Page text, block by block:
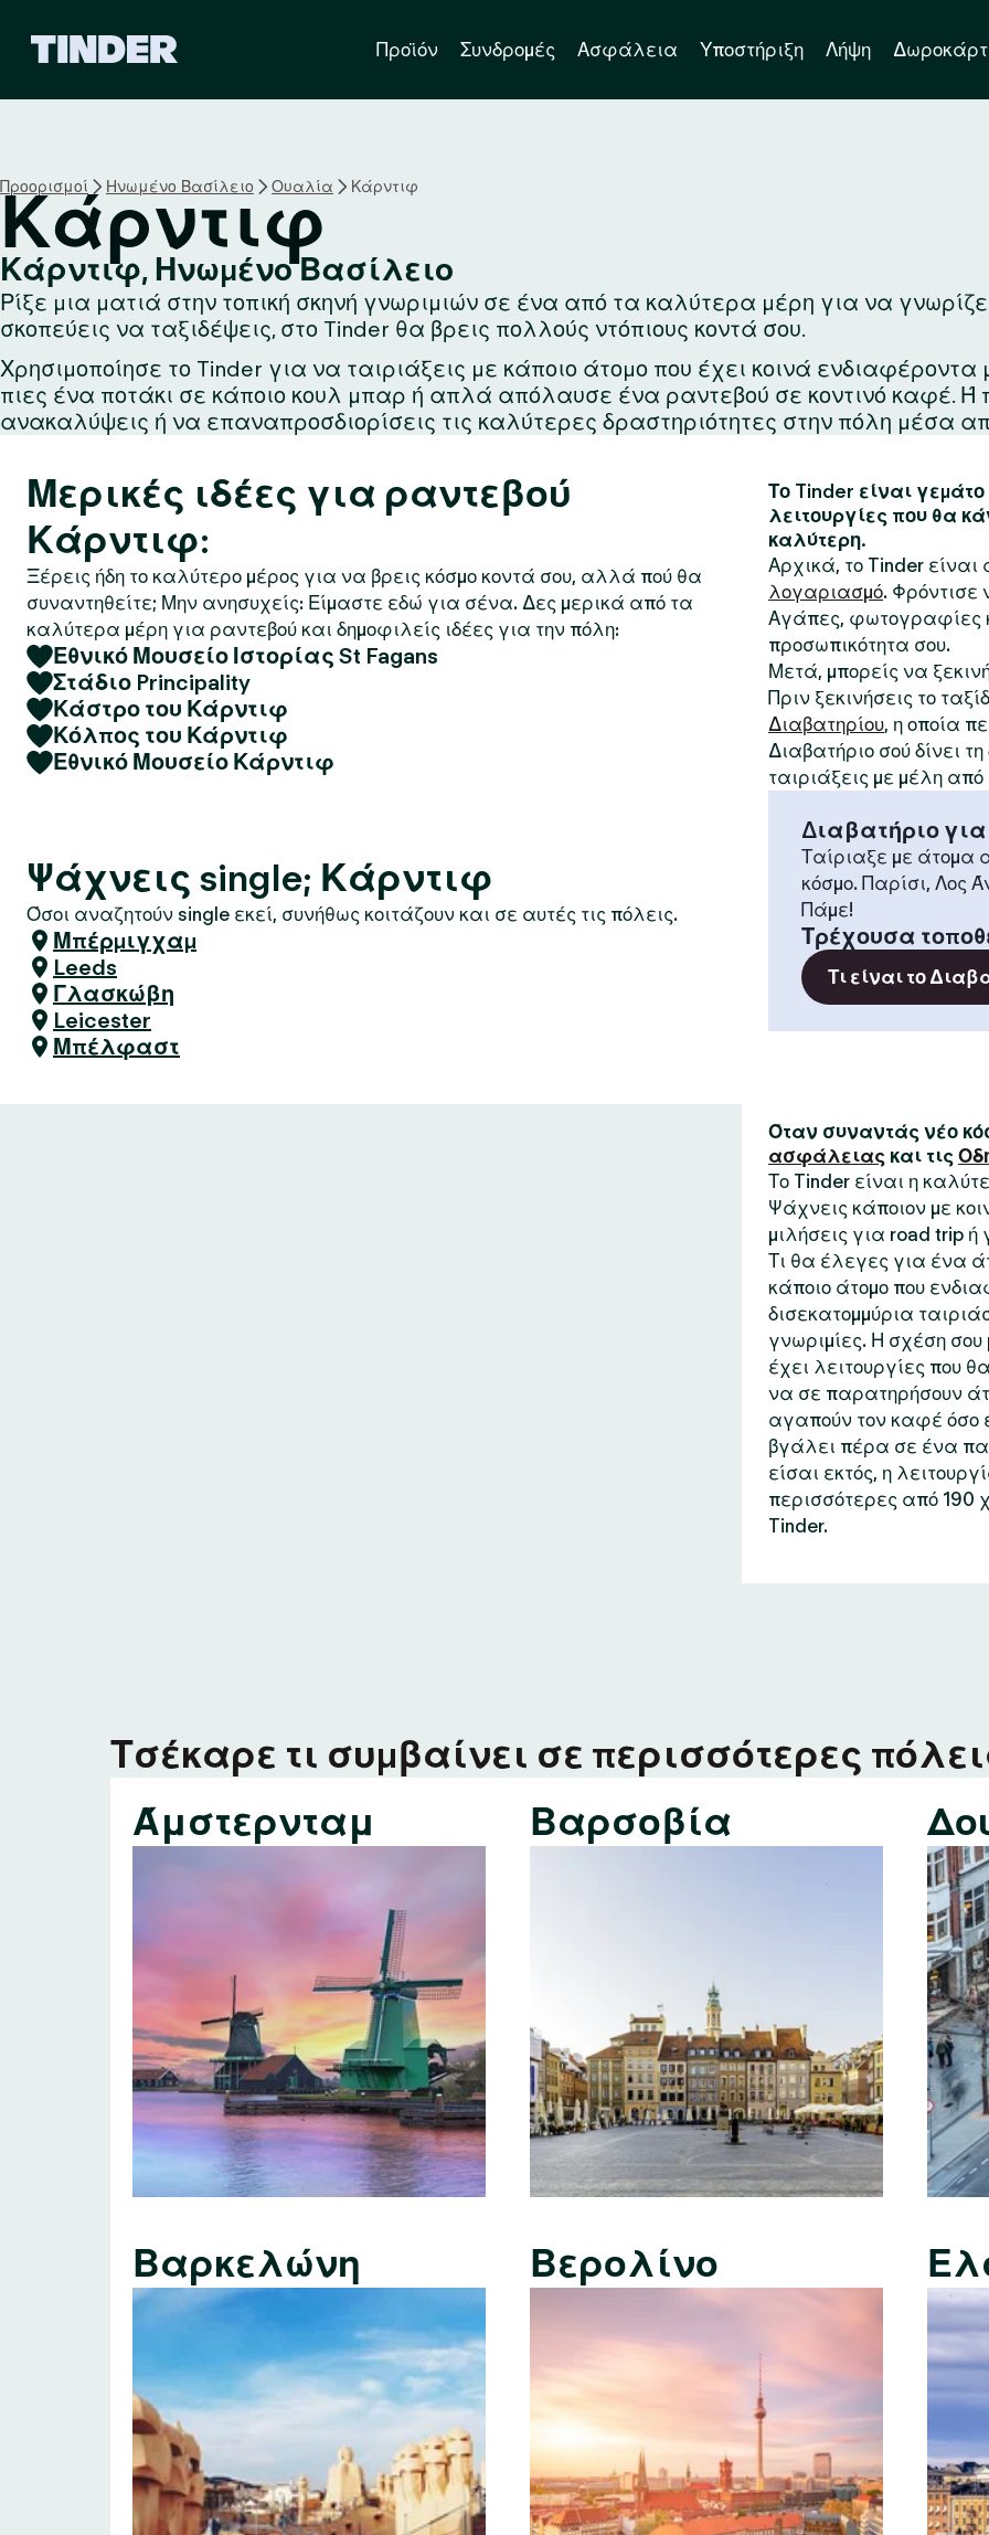
σ
ε
λ
δ
α
T
i
n
d
e
Προϊόν Συνδρομές Ασφάλεια Υποστήριξη Λήψη
Προορισμοί Ηνωμένο Βασίλειο Ουαλία Κάρντιφ
Κάρντιφ
Κάρντιφ, Ηνωμένο Βασίλειο
Ρίξε μια ματιά στην τοπική σκηνή γνωριμιών σε ένα από τα καλύτερα μέρη για να
σκοπεύεις να ταξιδέψεις, στο Tinder θα βρεις πολλούς ντόπιους κοντά σου.
Χρησιμοποίησε το Tinder για να ταιριάξεις με κάποιο άτομο που έχει κοινά
πιες ένα ποτάκι σε κάποιο κουλ μπαρ ή απλά απόλαυσε ένα ραντεβού σε κοντινό καφέ.
ανακαλύψεις ή να επαναπροσδιορίσεις τις καλύτερες δραστηριότητες στην πόλη μέσα
Μερικές ιδέες για ραντεβού
Κάρντιφ:
Ξέρεις ήδη το καλύτερο μέρος για να βρεις κόσμο κοντά σου, αλλά πού θα
συναντηθείτε; Μην ανησυχείς: Είμαστε εδώ για σένα. Δες μερικά από τα
καλύτερα μέρη για ραντεβού και δημοφιλείς ιδέες για την πόλη:
Εθνικό Μουσείο Ιστορίας St Fagans
Στάδιο Principality
Κάστρο του Κάρντιφ
Κόλπος του Κάρντιφ
Εθνικό Μουσείο Κάρντιφ
Ψάχνεις single; Κάρντιφ
Όσοι αναζητούν single εκεί, συνήθως κοιτάζουν και σε αυτές τις πόλεις.
Μπέρμιγχαμ
Leeds
Γλασκώβη
Leicester
Μπέλφαστ
Το Tinder είναι
λειτουργίες που θα
καλύτερη.
Αρχικά, το Tinder
λογαριασμό.
Αγάπες, φωτογραφίες
προσωπικότητα σου.
Μετά, μπορείς να
Πριν ξεκινήσεις το
Διαβατηρίου, η οποία
Διαβατήριο σού δίνει
ταιριάξεις με μέλη
Διαβατήριο
Ταίριαξε με άτομα
κόσμο. Παρίσι, Λος
Πάμε!
Τρέχουσα
Τι είναι το
Όταν συναντάς νέο
ασφάλειας και τις
Το Tinder είναι η
Ψάχνεις κάποιον με
μιλήσεις για road trip
Τι θα έλεγες για ένα
κάποιο άτομο που
δισεκατομμύρια
γνωριμίες. Η σχέση σου
έχει λειτουργίες που
να σε παρατηρήσουν
αγαπούν τον καφέ όσο
βγάλει πέρα σε ένα
είσαι εκτός, η
περισσότερες από 190
Tinder.
Τσέκαρε τι συμβαίνει σε περισσότερες
Άμστερνταμ
Βαρκελώνη
Βαρσοβία
Βερολίνο